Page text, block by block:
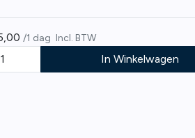
/1 dag Incl. BTW
In Winkelwagen